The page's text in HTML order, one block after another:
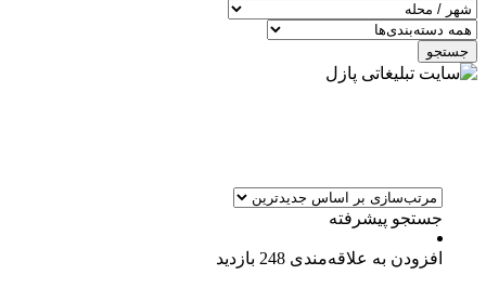
جستجو
جستجو پیشرفته
افزودن به علاقه‌مندی 248 بازدید